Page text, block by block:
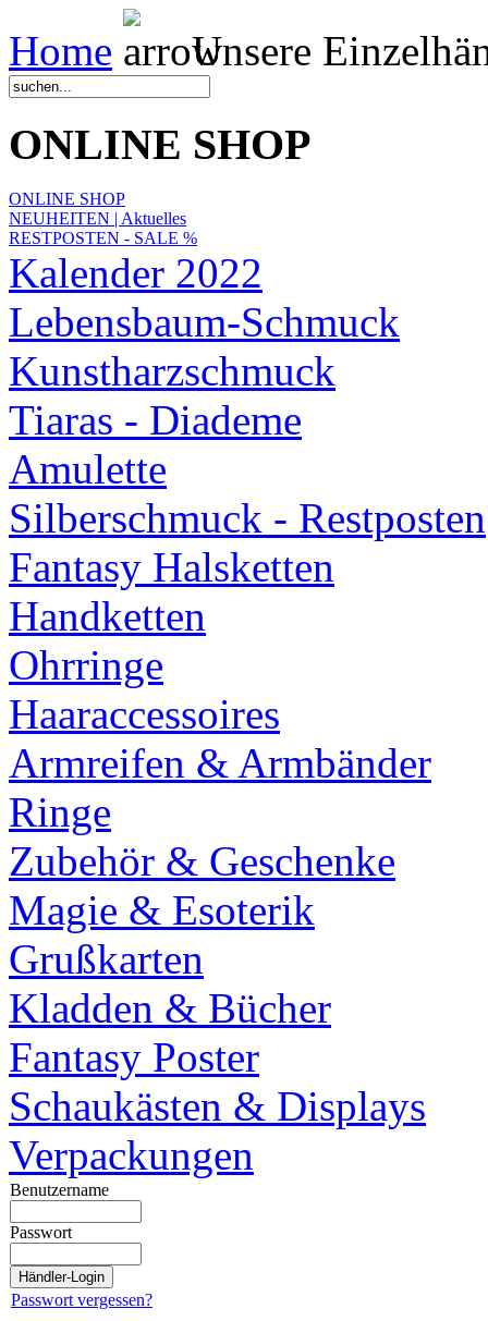
Home Unsere
ONLINE SHOP
ONLINE SHOP
NEUHEITEN | Aktuelles
RESTPOSTEN - SALE %
Kalender 2022
Lebensbaum-Schmuck
Kunstharzschmuck
Tiaras - Diademe
Amulette
Silberschmuck - Restposten
Fantasy Halsketten
Handketten
Ohrringe
Haaraccessoires
Armreifen & Armbänder
Ringe
Zubehör & Geschenke
Magie & Esoterik
Grußkarten
Kladden & Bücher
Fantasy Poster
Schaukästen & Displays
Verpackungen
Benutzername
Passwort
Passwort vergessen?